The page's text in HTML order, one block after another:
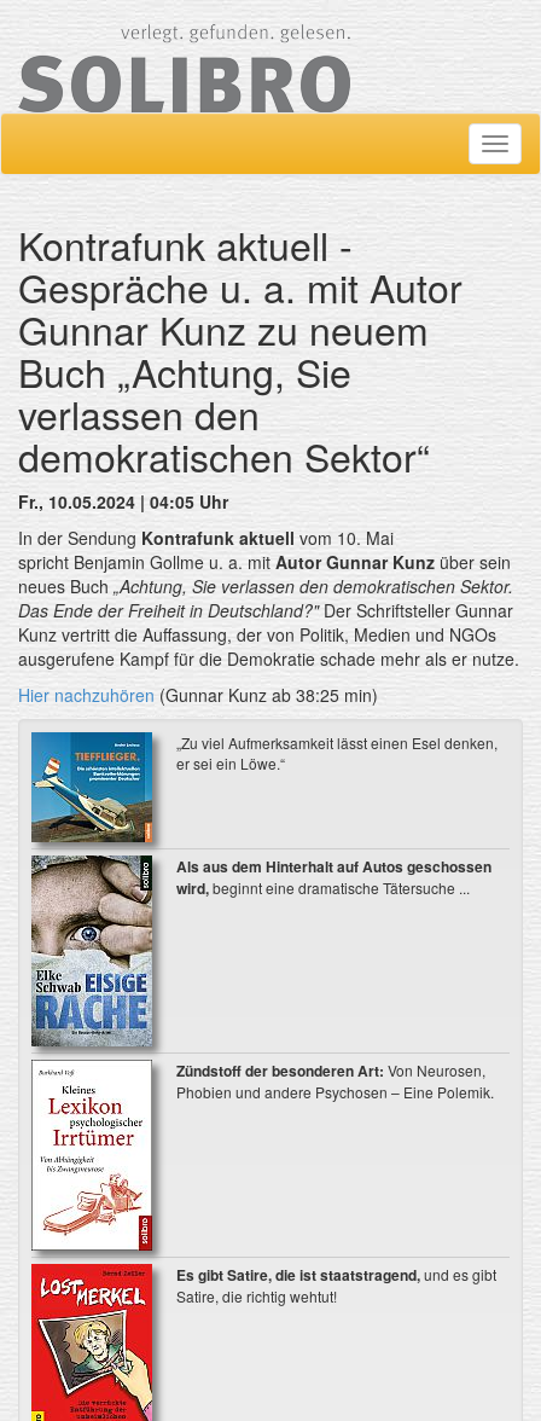
ein-/
Kontrafunk aktuell -
Gespräche u. a. mit Autor
Gunnar Kunz zu neuem
Buch „Achtung, Sie
verlassen den
demokratischen Sektor“
Fr., 10.05.2024 | 04:05 Uhr
In der Sendung Kontrafunk aktuell vom 10. Mai
spricht Benjamin Gollme u. a. mit Autor Gunnar Kunz über sein
neues Buch „Achtung, Sie verlassen den demokratischen Sektor.
Das Ende der Freiheit in Deutschland?" Der Schriftsteller Gunnar
Kunz vertritt die Auffassung, der von Politik, Medien und NGOs
ausgerufene Kampf für die Demokratie schade mehr als er nutze.
Hier nachzuhören (Gunnar Kunz ab 38:25 min)
„Zu viel Aufmerksamkeit lässt einen Esel denken,
er sei ein Löwe.“
Als aus dem Hinterhalt auf Autos geschossen
wird,beginnt eine dramatische Tätersuche ...
Zündstoff der besonderen Art: Von Neurosen,
Phobien und andere Psychosen – Eine Polemik.
Es gibt Satire, die ist staatstragend,und es gibt
Satire, die richtig wehtut!